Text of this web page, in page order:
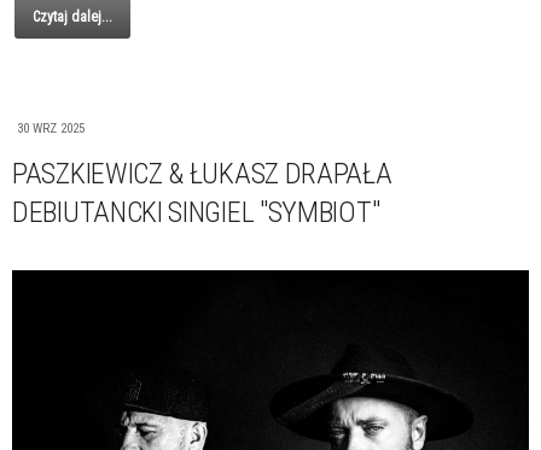
Czytaj dalej...
30 WRZ 2025
PASZKIEWICZ & ŁUKASZ DRAPAŁA
DEBIUTANCKI SINGIEL "SYMBIOT"